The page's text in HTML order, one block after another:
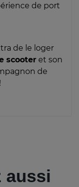
de port
de le loger
scooter et son
de
aussi